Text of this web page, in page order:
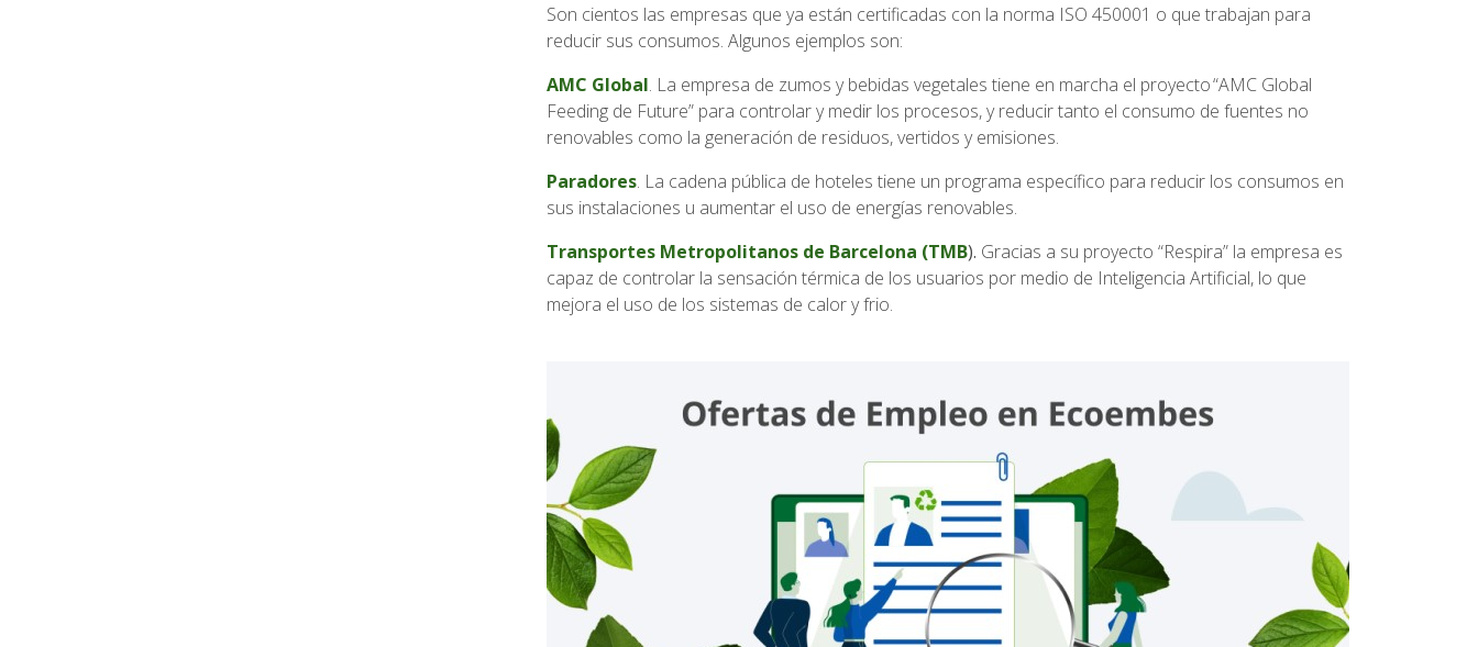
Son cientos las empresas que ya están certificadas con la norma ISO 450001 o que trabajan para
reducir sus consumos. Algunos ejemplos son:
AMC Global. La empresa de zumos y bebidas vegetales tiene en marcha el proyecto “AMC Global
Feeding de Future” para controlar y medir los procesos, y reducir tanto el consumo de fuentes no
renovables como la generación de residuos, vertidos y emisiones.
Paradores. La cadena pública de hoteles tiene un programa específico para reducir los consumos en
sus instalaciones u aumentar el uso de energías renovables.
Transportes Metropolitanos de Barcelona (TMB). Gracias a su proyecto “Respira” la empresa es
capaz de controlar la sensación térmica de los usuarios por medio de Inteligencia Artificial, lo que
mejora el uso de los sistemas de calor y frio.